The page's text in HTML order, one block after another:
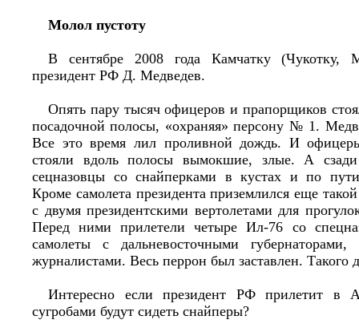
Молол пустоту
В сентябре 2008 года Камчатку (Чукотку,
президент РФ Д. Медведев.
Опять пару тысяч офицеров и прапорщиков
посадочной полосы, «охраняя» персону № 1.
Все это время лил проливной дождь. И
стояли вдоль полосы вымокшие, злые. А
сецназовцы со снайперками в кустах и по пути
Кроме самолета президента приземлился еще
с двумя президентскими вертолетами для
Перед ними прилетели четыре Ил-76 со
самолеты с дальневосточными
журналистами. Весь перрон был заставлен. Такого
Интересно если президент РФ прилетит в
сугробами будут сидеть снайперы?